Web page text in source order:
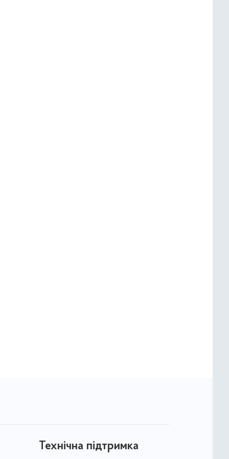
Технічна підтримка